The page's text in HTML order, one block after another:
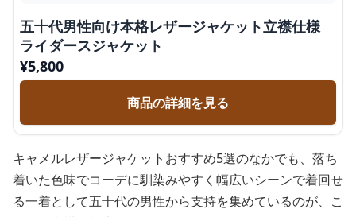
五十代男性向け本格レザージャケット立襟仕様
ライダースジャケット
¥5,800
商品の詳細を見る
キャメルレザージャケットおすすめ5選のなかでも、落ち
着いた色味でコーデに馴染みやすく幅広いシーンで着回せ
る一着として五十代の男性から支持を集めているのが、こ